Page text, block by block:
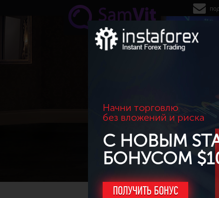
Перейти к основному содержанию
Начни торговлю
без вложений и риска
С НОВЫМ
БОНУСОМ
ПОЛУЧИТЬ БОНУС